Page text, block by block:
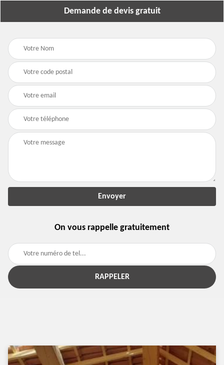
Demande de devis gratuit
On vous rappelle gratuitement